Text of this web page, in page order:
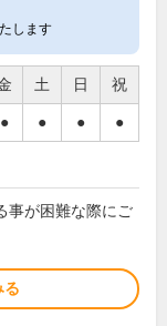
します
土 日 祝
● ● ● ●
事が困難な際にご
る